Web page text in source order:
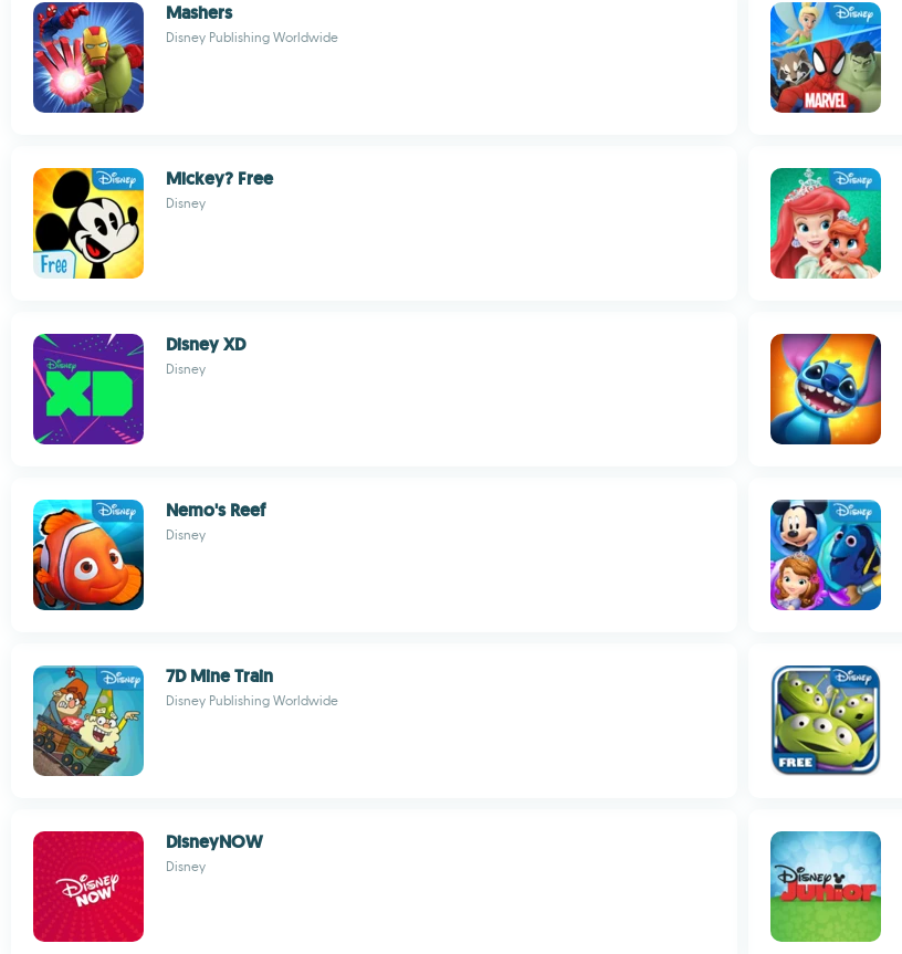
Mashers
Disney Publishing Worldwide
Mickey? Free
Disney
Disney XD
Disney
Nemo's Reef
Disney
7D Mine Train
Disney Publishing Worldwide
DisneyNOW
Disney